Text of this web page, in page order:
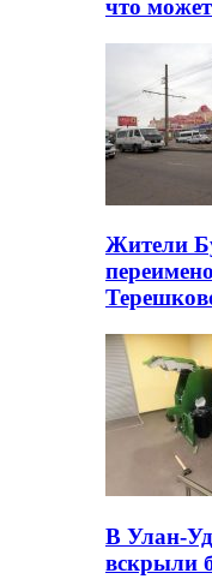
что
Жители
В Улан-
вскрыли